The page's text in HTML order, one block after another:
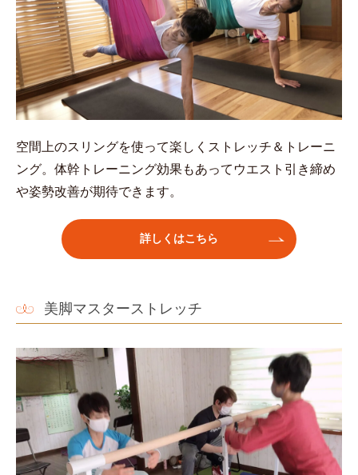
空間上のスリングを使って楽しくストレッチ＆トレーニ
ング。体幹トレーニング効果もあってウエスト引き締め
や姿勢改善が期待できます。
詳しくはこちら
美脚マスターストレッチ